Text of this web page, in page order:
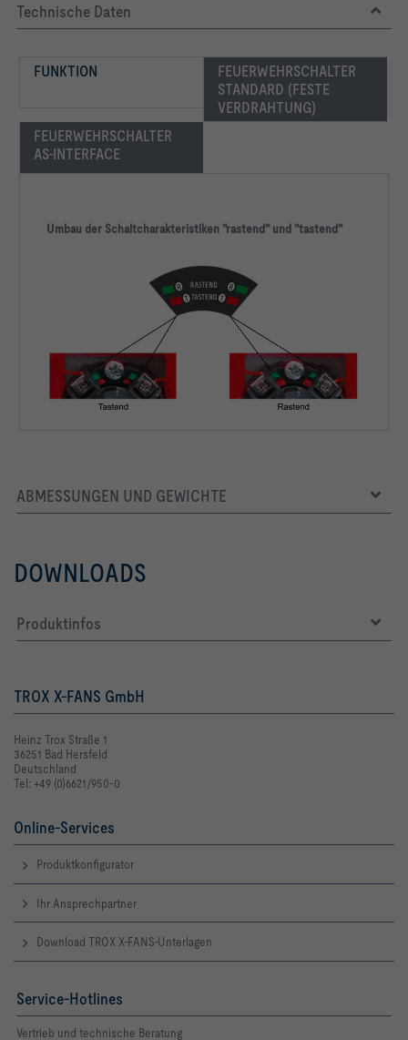
Technische Daten
FUNKTION
FEUERWEHRSCHALTER
STANDARD (FESTE
VERDRAHTUNG)
FEUERWEHRSCHALTER
AS-INTERFACE
Umbau der Schaltcharakteristiken "rastend" und "tastend"
ABMESSUNGEN UND GEWICHTE
DOWNLOADS
Produktinfos
TROX X-FANS GmbH
Heinz Trox Straße 1
36251 Bad Hersfeld
Deutschland
Tel: +49 (0)6621/950-0
Online-Services
Produktkonfigurator
Ihr Ansprechpartner
Download TROX X-FANS-Unterlagen
Service-Hotlines
Vertrieb und technische Beratung